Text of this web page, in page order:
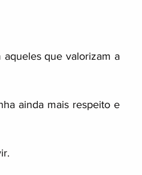
que valorizam a
ainda mais respeito e